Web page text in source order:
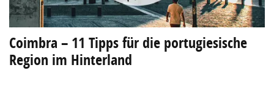
Coimbra – 11 Tipps für die portugiesische
Region im Hinterland